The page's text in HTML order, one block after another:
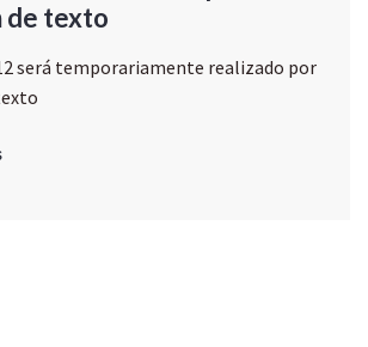
de texto
será temporariamente realizado por